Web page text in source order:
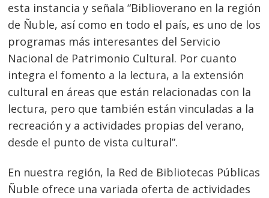
esta instancia y señala “Biblioverano en la región
de Ñuble, así como en todo el país, es uno de los
programas más interesantes del Servicio
Nacional de Patrimonio Cultural. Por cuanto
integra el fomento a la lectura, a la extensión
cultural en áreas que están relacionadas con la
lectura, pero que también están vinculadas a la
recreación y a actividades propias del verano,
desde el punto de vista cultural”.
En nuestra región, la Red de Bibliotecas Públicas
Ñuble ofrece una variada oferta de actividades